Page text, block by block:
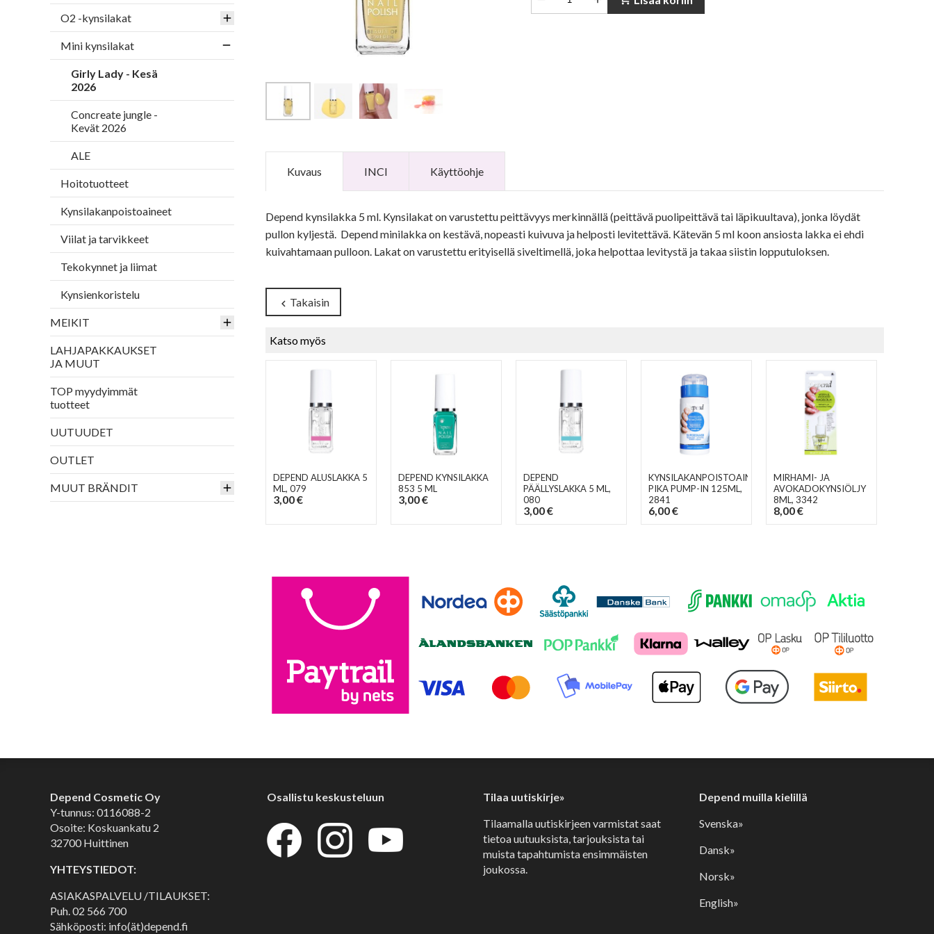
O2 -kynsilakat
Mini kynsilakat
Girly Lady - Kesä
2026
Concreate jungle -
Kevät 2026
ALE
Hoitotuotteet
Kynsilakanpoistoaineet
Viilat ja tarvikkeet
Tekokynnet ja liimat
Kynsienkoristelu
MEIKIT
LAHJAPAKKAUKSET
JA MUUT
TOP myydyimmät
tuotteet
UUTUUDET
OUTLET
MUUT BRÄNDIT
Kuvaus INCI Käyttöohje
Depend kynsilakka 5 ml. Kynsilakat on varustettu peittävyys merkinnällä (peittävä puolipeittävä tai läpikuultava), jonka löydät
pullon kyljestä. Depend minilakka on kestävä, nopeasti kuivuva ja helposti levitettävä. Kätevän 5 ml koon ansiosta lakka ei ehdi
kuivahtamaan pulloon. Lakat on varustettu erityisellä siveltimellä, joka helpottaa levitystä ja takaa siistin lopputuloksen.
chevron_left Takaisin
Katso myös
DEPEND ALUSLAKKA 5
ML, 079
3,00 €
DEPEND KYNSILAKKA
853 5 ML
3,00 €
DEPEND
PÄÄLLYSLAKKA 5 ML,
080
3,00 €
KYNSILAKANPOISTOAINE
PIKA PUMP-IN 125ML,
2841
6,00 €
MIRHAMI- JA
AVOKADOKYNSIÖLJY
8ML, 3342
8,00 €
Depend Cosmetic Oy
Y-tunnus: 0116088-2
Osoite: Koskuankatu 2
32700 Huittinen
YHTEYSTIEDOT:
ASIAKASPALVELU /TILAUKSET:
Puh.02 566 700
Sähköposti: info(ät)depend.fi
Osallistu keskusteluun
Tilaa uutiskirje»
Tilaamalla uutiskirjeen varmistat saat
tietoa uutuuksista, tarjouksista tai
muista tapahtumista ensimmäisten
joukossa.
Depend muilla kielillä
Svenska»
Dansk»
Norsk»
English»